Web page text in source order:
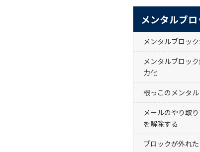
メンタルブ
メンタルブロッ
メンタルブロッ
力化
根っこのメンタ
メールのやり取
を解除する
ブロックが外れ